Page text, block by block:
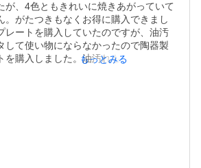
が、4色ともきれいに焼きあがっていて
。がたつきもなくお得に購入できまし
レートを購入していたのですが、油汚
して使い物にならなかったので陶器製
購入しました。油汚れもきれいに落
もっとみる